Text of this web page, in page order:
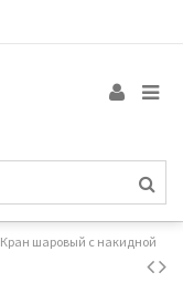
Кран шаровый с накидной